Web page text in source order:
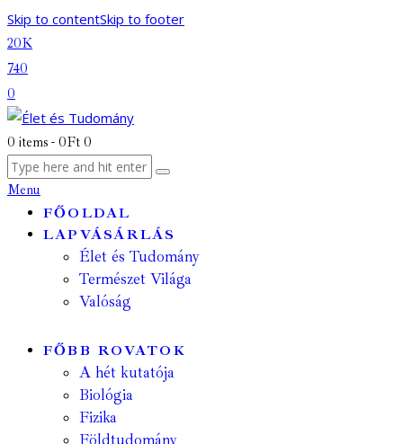
Skip to contentSkip to footer
20K
740
0
0 items - 0Ft 0
Menu
FŐOLDAL
LAPVÁSÁRLÁS
Élet és Tudomány
Természet Világa
Valóság
FŐBB ROVATOK
A hét kutatója
Biológia
Fizika
Földtudomány